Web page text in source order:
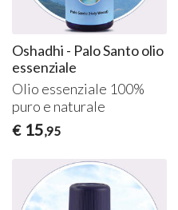
Oshadhi - Palo Santo olio
essenziale
Olio essenziale 100%
puro e naturale
€ 15,95